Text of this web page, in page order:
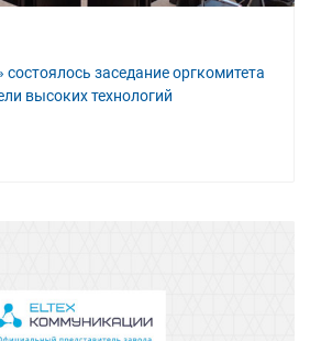
состоялось заседание оргкомитета
высоких технологий